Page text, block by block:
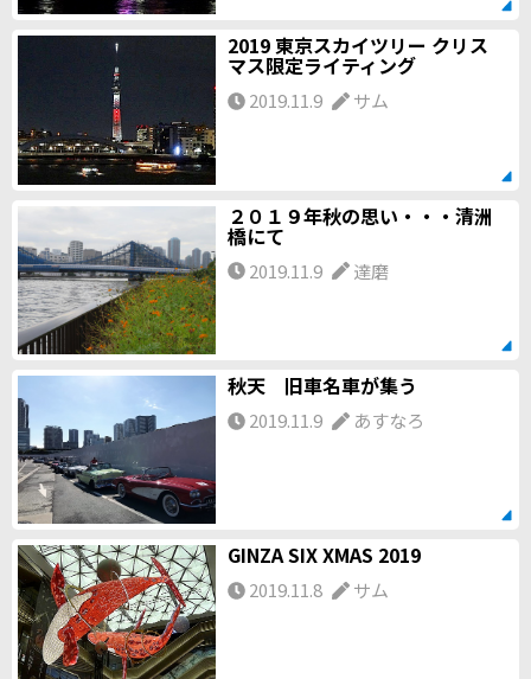
2019 東京スカイツリー クリス
マス限定ライティング
2019.11.9 サム
２０１９年秋の思い・・・清洲
橋にて
2019.11.9 達磨
秋天 旧車名車が集う
2019.11.9 あすなろ
GINZA SIX XMAS 2019
2019.11.8 サム